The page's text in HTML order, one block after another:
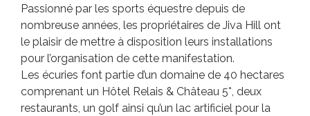
Passionné par les sports équestre depuis de
nombreuse années, les propriétaires de Jiva Hill ont
le plaisir de mettre à disposition leurs installations
pour l’organisation de cette manifestation.
Les écuries font partie d’un domaine de 40 hectares
comprenant un Hôtel Relais & Château 5*, deux
restaurants, un golf ainsi qu’un lac artificiel pour la